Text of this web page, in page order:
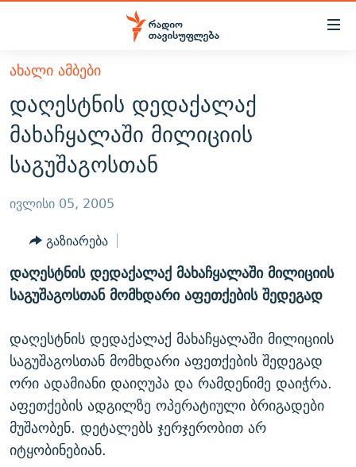
Accessibility
მთავარ
შინაარსზე
დაბრუნება
მთავარ
ნავიგაციაზე
დაბრუნება
ძიებაზე
ᲐᲮᲐᲚᲘ ᲐᲛᲑᲔᲑᲘ
ᲗᲔᲛᲔᲑᲘ
ᲞᲝᲚᲘᲢᲘᲙᲐ
ᲔᲙᲝᲜᲝᲛᲘᲙᲐ
ᲡᲐᲖᲝᲒᲐᲓᲝᲔᲑᲐ
ᲕᲘᲓᲔᲝ
ᲑᲚᲝᲒᲔᲑᲘ
ᲞᲝᲓᲙᲐᲡᲢᲔᲑᲘ
60 ᲓᲔᲪᲘᲑᲔᲚᲘ
ᲓᲘᲚᲘᲡ ᲡᲐᲣᲑᲠᲔᲑᲘ
ᲛᲝᲚᲐᲞᲐᲠᲐᲙᲔ ᲢᲔᲥᲡᲢᲔᲑᲘ
ᲨᲘᲜ - ᲣᲪᲮᲝᲔᲗᲨᲘ
ᲚᲘᲢᲔᲠᲐᲢᲣᲠᲣᲚᲘ ᲬᲐᲮᲜᲐᲒᲔᲑᲘ
ᲐᲛᲔᲠᲘᲙᲣᲚᲘ ᲛᲝᲗᲮᲠᲝᲑᲐ
ᲤᲔᲜᲝᲕᲐᲜᲘ - 2.10
ᲗᲥᲕᲔᲜᲘ ᲞᲣᲑᲚᲘᲙᲐᲪᲘᲔᲑᲘ
ᲞᲠᲝᲔᲥᲢᲔᲑᲘ
ᲓᲐᲛᲝᲣᲙᲘᲓᲔᲑᲚᲝᲑᲘᲡ 100 ᲬᲔᲚᲘ
ᲩᲔᲛᲘ ᲡᲘᲙᲕᲓᲘᲚᲘᲡ ᲛᲘᲖᲔᲖᲘᲐ COVID-19
11 ᲬᲔᲚᲘ - 11 ᲐᲛᲑᲐᲕᲘ
ᲡᲐᲞᲐᲠᲚᲐᲛᲔᲜᲢᲝ ᲐᲠᲩᲔᲕᲜᲔᲑᲘᲡ ᲘᲡᲢᲝᲠᲘᲐ
ᲑᲐᲕᲨᲕᲔᲑᲘ ᲞᲠᲝᲡᲢᲘᲢᲣᲪᲘᲐᲨᲘ - ᲐᲛᲝᲣᲗᲥᲛᲔᲚᲘ ᲐᲛᲑᲐᲕᲘ
ЭХО КАВКАЗА
ᲒᲐᲛᲝᲘᲬᲔᲠᲔ
ᲐᲮᲐᲚᲘ ᲐᲛᲑᲔᲑᲘ
დაღესტნის დედაქალაქ
მახაჩყალაში მილიციის
საგუშაგოსთან
ივლისი 05, 2005
გაზიარება
დაღესტნის დედაქალაქ მახაჩყალაში მილიციის
საგუშაგოსთან მომხდარი აფეთქების შედეგად
დაღესტნის დედაქალაქ მახაჩყალაში მილიციის
საგუშაგოსთან მომხდარი აფეთქების შედეგად
ორი ადამიანი დაიღუპა და რამდენიმე დაიჭრა.
აფეთქების ადგილზე ოპერატიული ბრიგადები
მუშაობენ. დეტალებს ჯერჯერობით არ
იტყობინებიან.